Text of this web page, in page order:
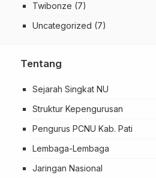
Twibonze (7)
Uncategorized (7)
Tentang
Sejarah Singkat NU
Struktur Kepengurusan
Pengurus PCNU Kab. Pati
Lembaga-Lembaga
Jaringan Nasional